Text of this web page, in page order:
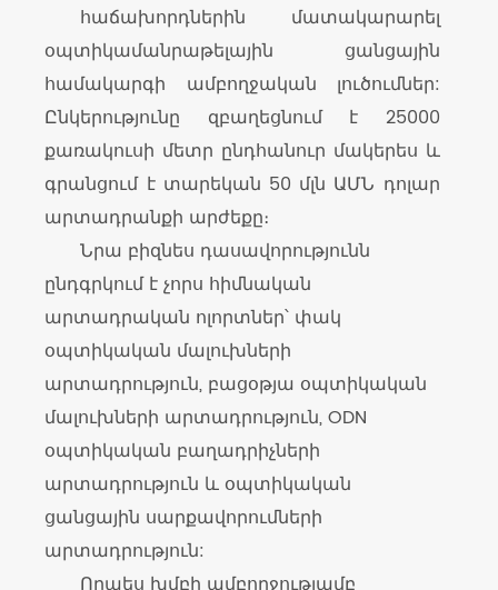
հաճախորդներին մատակարարել
օպտիկամանրաթելային ցանցային
համակարգի ամբողջական լուծումներ:
Ընկերությունը զբաղեցնում է 25000
քառակուսի մետր ընդհանուր մակերես և
գրանցում է տարեկան 50 մլն ԱՄՆ դոլար
արտադրանքի արժեքը։
Նրա բիզնես դասավորությունն
ընդգրկում է չորս հիմնական
արտադրական ոլորտներ՝ փակ
օպտիկական մալուխների
արտադրություն, բացօթյա օպտիկական
մալուխների արտադրություն, ODN
օպտիկական բաղադրիչների
արտադրություն և օպտիկական
ցանցային սարքավորումների
արտադրություն:
հաճախորդներին մատակարարել
օպտիկամանրաթելային ցանցային
համակարգի ամբողջական լուծումներ:
Ընկերությունը զբաղեցնում է 25000
քառակուսի մետր ընդհանուր մակերես և
գրանցում է տարեկան 50 մլն ԱՄՆ դոլար
արտադրանքի արժեքը։
Նրա բիզնես դասավորությունն
ընդգրկում է չորս հիմնական
արտադրական ոլորտներ՝ փակ
օպտիկական մալուխների
արտադրություն, բացօթյա օպտիկական
մալուխների արտադրություն, ODN
օպտիկական բաղադրիչների
արտադրություն և օպտիկական
ցանցային սարքավորումների
արտադրություն:
հաճախորդներին մատակարարել
օպտիկամանրաթելային ցանցային
համակարգի ամբողջական լուծումներ:
Ընկերությունը զբաղեցնում է 25000
քառակուսի մետր ընդհանուր մակերես և
գրանցում է տարեկան 50 մլն ԱՄՆ դոլար
արտադրանքի արժեքը։
Նրա բիզնես դասավորությունն
ընդգրկում է չորս հիմնական
արտադրական ոլորտներ՝ փակ
օպտիկական մալուխների
արտադրություն, բացօթյա օպտիկական
մալուխների արտադրություն, ODN
օպտիկական բաղադրիչների
արտադրություն և օպտիկական
ցանցային սարքավորումների
արտադրություն: